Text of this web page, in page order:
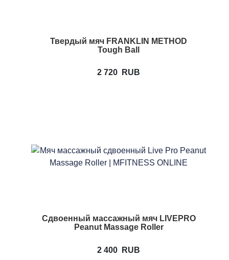
Твердый мяч FRANKLIN METHOD
Tough Ball
2 720 RUB
Cдвоенный массажный мяч LIVEPRO
Peanut Massage Roller
2 400 RUB